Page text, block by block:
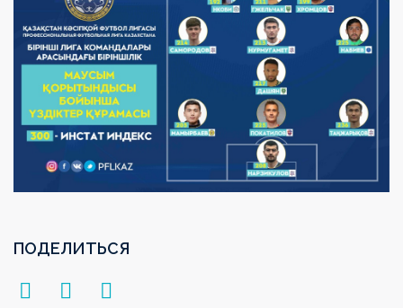
ПОДЕЛИТЬСЯ